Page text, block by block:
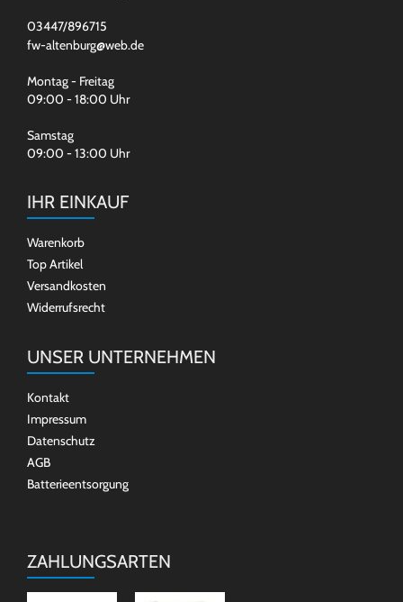
03447/896715
fw-altenburg@web.de
Montag - Freitag
09:00 - 18:00 Uhr
Samstag
09:00 - 13:00 Uhr
IHR EINKAUF
Warenkorb
Top Artikel
Versandkosten
Widerrufsrecht
UNSER UNTERNEHMEN
Kontakt
Impressum
Datenschutz
AGB
Batterieentsorgung
ZAHLUNGSARTEN